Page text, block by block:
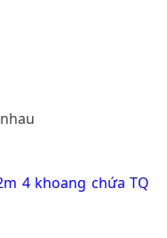
4 khoang chứa TQ